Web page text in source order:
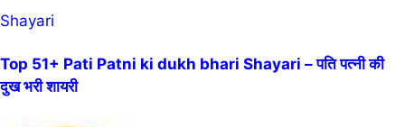
Shayari
Top 51+ Pati Patni ki dukh bhari Shayari – पति पत्नी की
दुख भरी शायरी